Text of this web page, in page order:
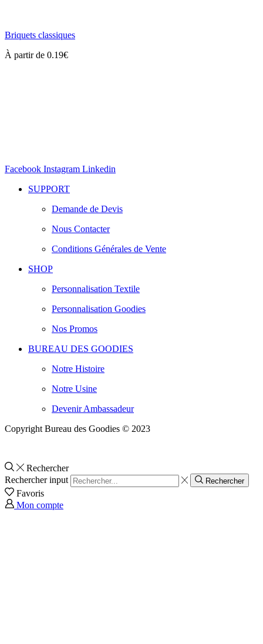
Briquets classiques
À partir de 0.19€
Facebook Instagram Linkedin
SUPPORT
Demande de Devis
Nous Contacter
Conditions Générales de Vente
SHOP
Personnalisation Textile
Personnalisation Goodies
Nos Promos
BUREAU DES GOODIES
Notre Histoire
Notre Usine
Devenir Ambassadeur
Copyright Bureau des Goodies © 2023
Rechercher
Rechercher input
Rechercher
Favoris
Mon compte